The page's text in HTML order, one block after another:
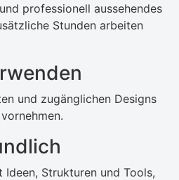
professionell aussehendes
Stunden arbeiten
und zugänglichen Designs
Strukturen und Tools,